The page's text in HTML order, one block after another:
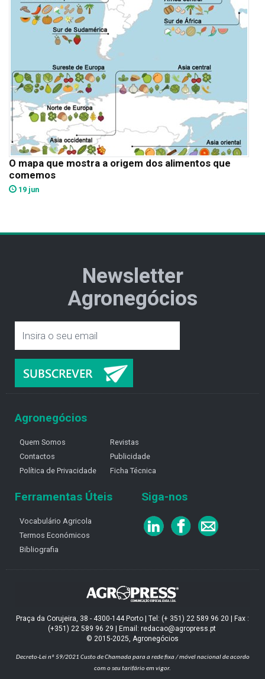
O mapa que mostra a origem dos alimentos que
comemos
19 jun
Newsletter
Agronegócios
Agronegócios
Quem Somos
Contactos
Política de Privacidade
Revistas
Publicidade
Ficha Técnica
Ferramentas Úteis
Vocabulário Agricola
Termos Económicos
Bibliografia
Siga-nos
Praça da Corujeira, 38 - 4300-144 Porto | Tel: (+ 351) 22 589 96 20 | Fax :
(+351) 22 589 96 29 | Email: redacao@agropress.pt
© 2015-2025, Agronegócios
Decreto-Lei nº 59/2021 Custo de Chamada para a rede fixa / móvel nacional de acordo
com o seu tarifário em vigor.